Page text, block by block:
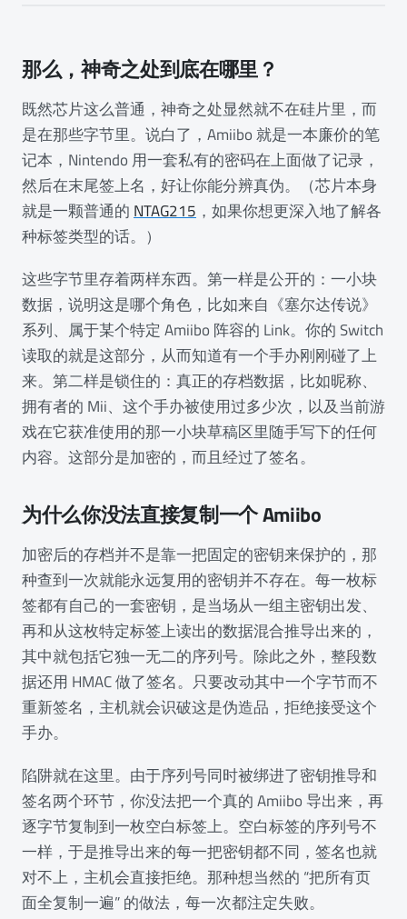
那么，神奇之处到底在哪里？
既然芯片这么普通，神奇之处显然就不在硅片里，而
是在那些字节里。说白了，Amiibo 就是一本廉价的笔
记本，Nintendo 用一套私有的密码在上面做了记录，
然后在末尾签上名，好让你能分辨真伪。（芯片本身
就是一颗普通的NTAG215 ，如果你想更深入地了解各
种标签类型的话。）
这些字节里存着两样东西。第一样是公开的：一小块
数据，说明这是哪个角色，比如来自《塞尔达传说》
系列、属于某个特定 Amiibo 阵容的 Link。你的 Switch
读取的就是这部分，从而知道有一个手办刚刚碰了上
来。第二样是锁住的：真正的存档数据，比如昵称、
拥有者的 Mii、这个手办被使用过多少次，以及当前游
戏在它获准使用的那一小块草稿区里随手写下的任何
内容。这部分是加密的，而且经过了签名。
为什么你没法直接复制一个 Amiibo
加密后的存档并不是靠一把固定的密钥来保护的，那
种查到一次就能永远复用的密钥并不存在。每一枚标
签都有自己的一套密钥，是当场从一组主密钥出发、
再和从这枚特定标签上读出的数据混合推导出来的，
其中就包括它独一无二的序列号。除此之外，整段数
据还用 HMAC 做了签名。只要改动其中一个字节而不
重新签名，主机就会识破这是伪造品，拒绝接受这个
手办。
陷阱就在这里。由于序列号同时被绑进了密钥推导和
签名两个环节，你没法把一个真的 Amiibo 导出来，再
逐字节复制到一枚空白标签上。空白标签的序列号不
一样，于是推导出来的每一把密钥都不同，签名也就
对不上，主机会直接拒绝。那种想当然的 “把所有页
面全复制一遍” 的做法，每一次都注定失败。